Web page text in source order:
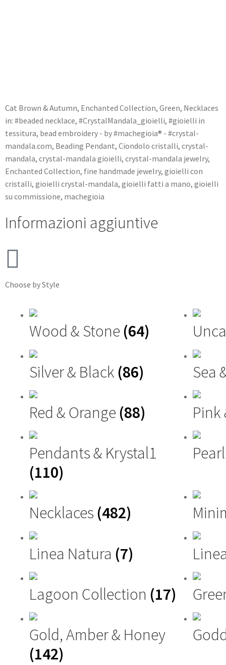
Cat Brown & Autumn, Enchanted Collection, Green, Necklaces
in: #beaded necklace, #CrystalMandala_gioielli, #gioielli in
tessitura, bead embroidery - by #machegioia® - #crystal-
mandala.com, Beading Pendant, Ciondolo cristalli, crystal-
mandala, crystal-mandala gioielli, crystal-mandala jewelry,
Enchanted Collection, fine handmade jewelry, gioielli con
cristalli, gioielli crystal-mandala, gioielli fatti a mano, gioielli
su commissione, machegioia
Informazioni aggiuntive
Choose by Style
Wood & Stone (64)
Silver & Black (86) Sea
Red & Orange (88) Pink
Pendants & Krystal1
(110)
Necklaces (482)
Linea Natura (7)
Lagoon Collection (17)
Gold, Amber & Honey
(142)